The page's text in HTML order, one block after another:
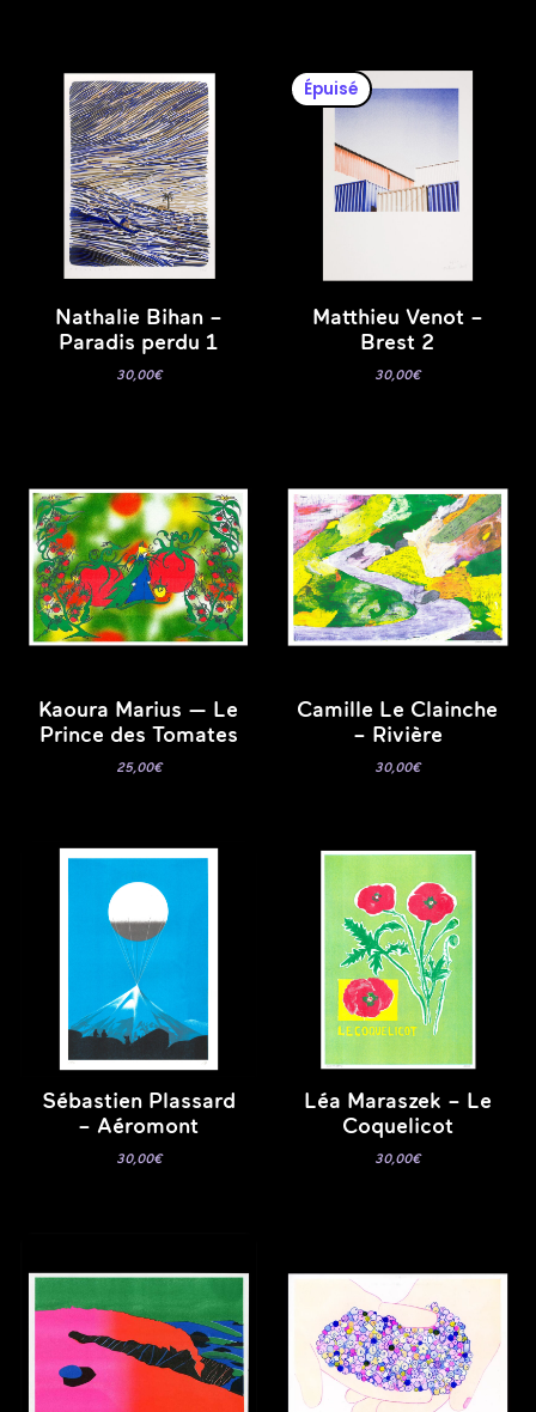
Nathalie Bihan –
Paradis perdu 1
30,00€
Épuisé
Matthieu Venot –
Brest 2
30,00€
Kaoura Marius — Le
Prince des Tomates
25,00€
Camille Le Clainche
– Rivière
30,00€
Sébastien Plassard
– Aéromont
30,00€
Léa Maraszek – Le
Coquelicot
30,00€